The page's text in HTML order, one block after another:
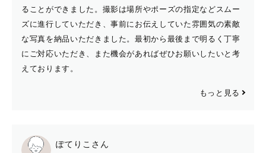
ることができました。撮影は場所やポーズの指定などスムー
ズに進行していただき、事前にお伝えしていた雰囲気の素敵
な写真を納品いただきました。最初から最後まで明るく丁寧
にご対応いただき、また機会があればぜひお願いしたいと考
えております。
もっと見る
ぽてりこさん